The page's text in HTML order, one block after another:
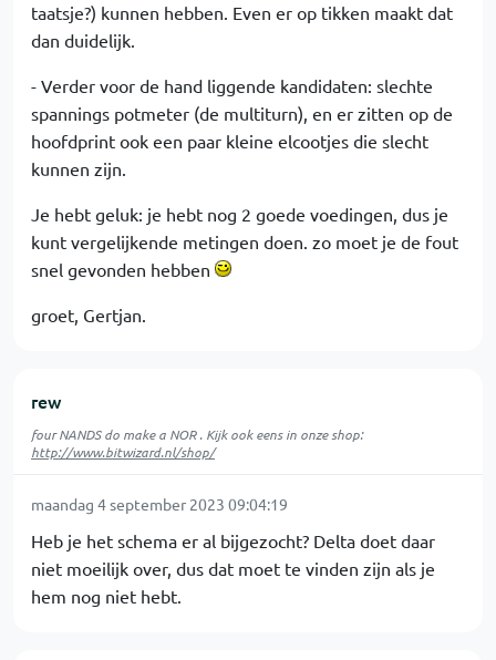
taatsje?) kunnen hebben. Even er op tikken maakt dat
dan duidelijk.
- Verder voor de hand liggende kandidaten: slechte
spannings potmeter (de multiturn), en er zitten op de
hoofdprint ook een paar kleine elcootjes die slecht
kunnen zijn.
Je hebt geluk: je hebt nog 2 goede voedingen, dus je
kunt vergelijkende metingen doen. zo moet je de fout
snel gevonden hebben
groet, Gertjan.
rew
four NANDS do make a NOR . Kijk ook eens in onze shop:
http://www.bitwizard.nl/shop/
maandag 4 september 2023 09:04:19
Heb je het schema er al bijgezocht? Delta doet daar
niet moeilijk over, dus dat moet te vinden zijn als je
hem nog niet hebt.